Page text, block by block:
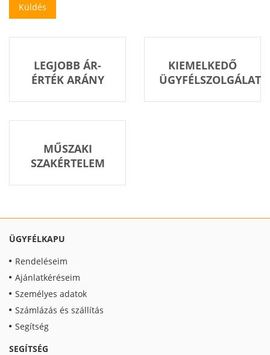
LEGJOBB ÁR-
ÉRTÉK ARÁNY
KIEMELKEDŐ
ÜGYFÉLSZOLGÁLAT
MŰSZAKI
SZAKÉRTELEM
ÜGYFÉLKAPU
Rendeléseim
Ajánlatkéréseim
Személyes adatok
Számlázás és szállítás
Segítség
SEGÍTSÉG